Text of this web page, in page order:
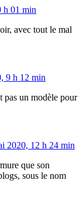
h 01 min
avec tout le mal
9 h 12 min
pas un modèle pour
2020, 12 h 24 min
que son
sous le nom